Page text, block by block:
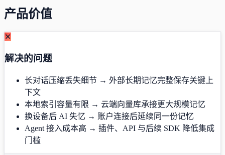
产品价值
✕
解决的问题
长对话压缩丢失细节 → 外部长期记忆完整保存关键上
下文
本地索引容量有限 → 云端向量库承接更大规模记忆
换设备后 AI 失忆 → 账户连接后延续同一份记忆
Agent 接入成本高 → 插件、API 与后续 SDK 降低集成
门槛